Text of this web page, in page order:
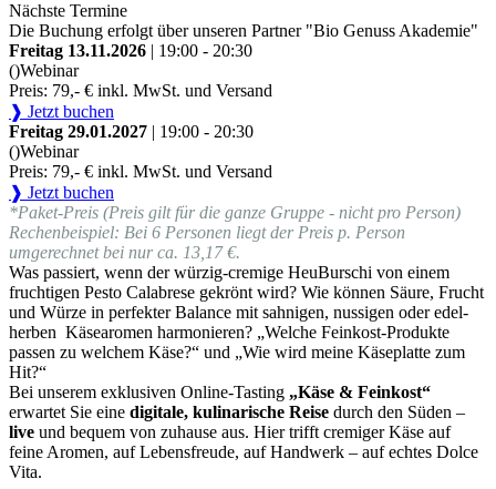
Nächste Termine
Die Buchung erfolgt über unseren Partner "Bio Genuss Akademie"
Freitag 13.11.2026 | 19:00 - 20:30
()Webinar
Preis: 79,- € inkl. MwSt. und Versand
❱ Jetzt buchen
Freitag 29.01.2027 | 19:00 - 20:30
()Webinar
Preis: 79,- € inkl. MwSt. und Versand
❱ Jetzt buchen
*Paket-Preis (Preis gilt für die ganze Gruppe - nicht pro Person)
Rechenbeispiel: Bei 6 Personen liegt der Preis p. Person
umgerechnet bei nur ca. 13,17 €.
Was passiert, wenn der würzig-cremige HeuBurschi von einem
fruchtigen Pesto Calabrese gekrönt wird? Wie können Säure, Frucht
und Würze in perfekter Balance mit sahnigen, nussigen oder edel-
herben Käsearomen harmonieren? „Welche Feinkost-Produkte
passen zu welchem Käse?“ und „Wie wird meine Käseplatte zum
Hit?“
Bei unserem exklusiven Online-Tasting „Käse & Feinkost“
erwartet Sie eine digitale, kulinarische Reise durch den Süden –
live und bequem von zuhause aus. Hier trifft cremiger Käse auf
feine Aromen, auf Lebensfreude, auf Handwerk – auf echtes Dolce
Vita.